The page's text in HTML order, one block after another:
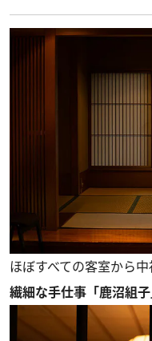
ほぼすべての客室から
繊細な手仕事「鹿沼組